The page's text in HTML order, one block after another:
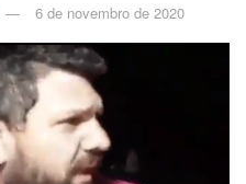
6 de novembro de 2020